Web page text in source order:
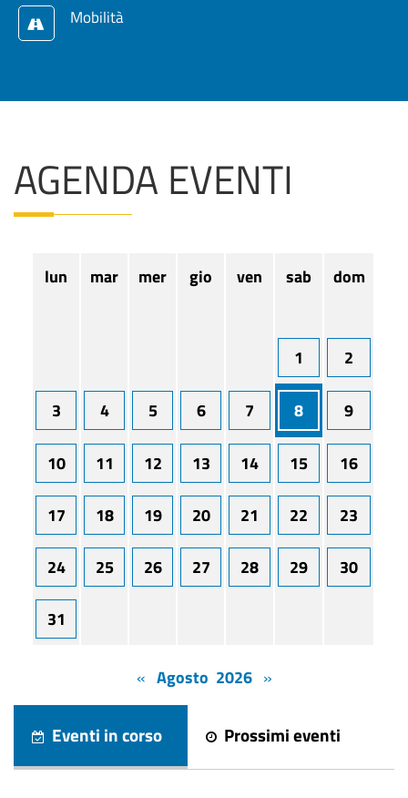
Mobilità
AGENDA EVENTI
lun mar mer gio ven sab dom
1 2
3 4 5 6 7 8 9
10 11 12 13 14 15 16
17 18 19 20 21 22 23
24 25 26 27 28 29 30
31
« Agosto 2026 »
Eventi in corso Prossimi eventi